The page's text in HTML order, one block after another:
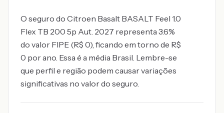
O seguro do Citroen Basalt BASALT Feel 1.0
Flex TB 200 5p Aut. 2027 representa 3.6%
do valor FIPE (R$ 0), ficando em torno de R$
0 por ano. Essa é a média Brasil. Lembre-se
que perfil e região podem causar variações
significativas no valor do seguro.